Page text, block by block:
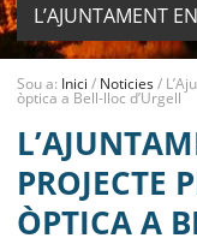
L’AJUNTAMENT
PER PORTAR LA
LLOC D’URGELL
AJUNTAMENT
MUNICIPI
Sou a: Inici / Noticies/
òptica a Bell-lloc d’Urgell
PROJECTE
ÒPTICA A